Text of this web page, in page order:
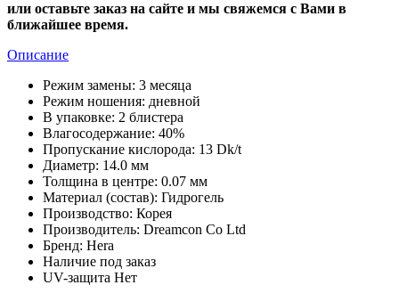
или оставьте заказ на сайте и мы свяжемся с Вами в
ближайшее время.
Описание
Режим замены: 3 месяца
Режим ношения: дневной
В упаковке: 2 блистера
Влагосодержание: 40%
Пропускание кислорода: 13 Dk/t
Диаметр: 14.0 мм
Толщина в центре: 0.07 мм
Материал (состав): Гидрогель
Производство: Корея
Производитель: Dreamcon Co Ltd
Бренд: Hera
Наличие под заказ
UV-защита Нет